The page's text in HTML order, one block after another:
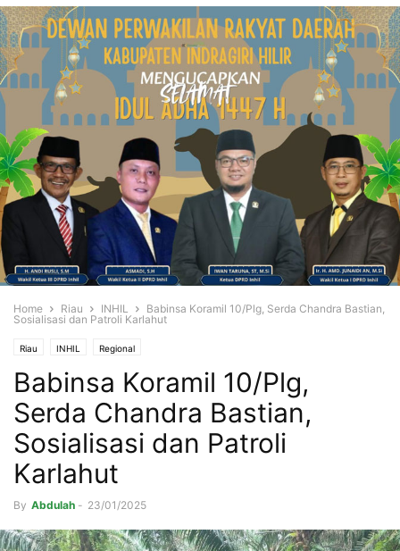
Home Riau INHIL
Babinsa Koramil 10/Plg, Serda Chandra Bastian,
Sosialisasi dan Patroli Karlahut
Riau INHIL Regional
Babinsa Koramil 10/Plg,
Serda Chandra Bastian,
Sosialisasi dan Patroli
Karlahut
By Abdulah - 23/01/2025